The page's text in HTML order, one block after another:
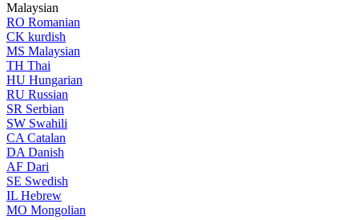
Malaysian
RO Romanian
CK kurdish
MS Malaysian
TH Thai
HU Hungarian
RU Russian
SR Serbian
SW Swahili
CA Catalan
DA Danish
AF Dari
SE Swedish
IL Hebrew
MO Mongolian